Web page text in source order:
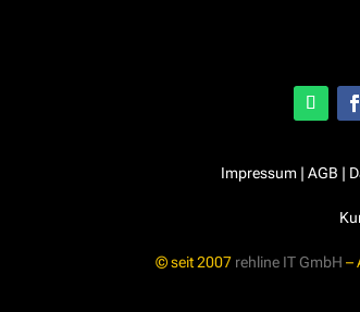
Impressum| AGB |
© seit 2007 rehline IT GmbH –